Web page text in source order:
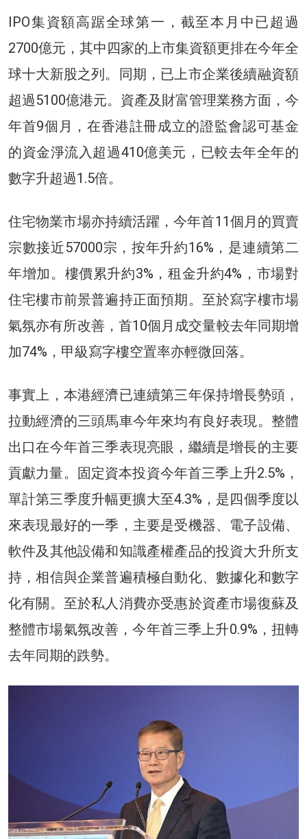
IPO集資額高踞全球第一，截至本月中已超過
2700億元，其中四家的上市集資額更排在今年全
球十大新股之列。同期，已上市企業後續融資額
超過5100億港元。資產及財富管理業務方面，今
年首9個月，在香港註冊成立的證監會認可基金
的資金淨流入超過410億美元，已較去年全年的
數字升超過1.5倍。
住宅物業市場亦持續活躍，今年首11個月的買賣
宗數接近57000宗，按年升約16%，是連續第二
年增加。樓價累升約3%，租金升約4%，市場對
住宅樓市前景普遍持正面預期。至於寫字樓市場
氣氛亦有所改善，首10個月成交量較去年同期增
加74%，甲級寫字樓空置率亦輕微回落。
事實上，本港經濟已連續第三年保持增長勢頭，
拉動經濟的三頭馬車今年來均有良好表現。整體
出口在今年首三季表現亮眼，繼續是增長的主要
貢獻力量。固定資本投資今年首三季上升2.5%，
單計第三季度升幅更擴大至4.3%，是四個季度以
來表現最好的一季，主要是受機器、電子設備、
軟件及其他設備和知識產權產品的投資大升所支
持，相信與企業普遍積極自動化、數據化和數字
化有關。至於私人消費亦受惠於資產市場復蘇及
整體市場氣氛改善，今年首三季上升0.9%，扭轉
去年同期的跌勢。